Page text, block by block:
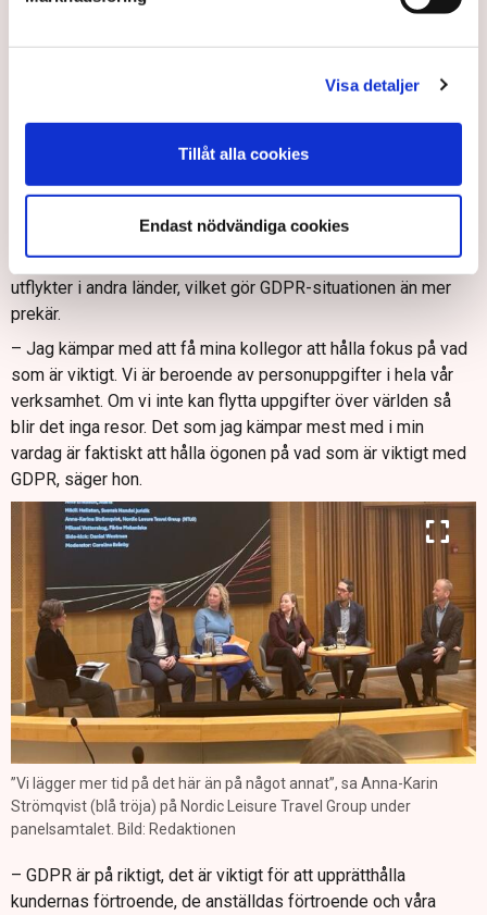
Visa detaljer
Tillåt alla cookies
Endast nödvändiga cookies
Mikael Vetterskog berättar att kunder hela tiden vill ha bättre
och billigare produkter och nu ställer han själv krav på
enklare att leva upp till, säger han.
Nordic Leisure Travel Group, som är ett tjänsteföretag med
flera bolag. De arrangerar bland annat paketresor med
utflykter i andra länder, vilket gör GDPR-situationen än mer
prekär.
– Jag kämpar med att få mina kollegor att hålla fokus på vad
som är viktigt. Vi är beroende av personuppgifter i hela vår
verksamhet. Om vi inte kan flytta uppgifter över världen så
blir det inga resor. Det som jag kämpar mest med i min
vardag är faktiskt att hålla ögonen på vad som är viktigt med
GDPR, säger hon.
”Vi lägger mer tid på det här än på något annat”, sa Anna-Karin
Strömqvist (blå tröja) på Nordic Leisure Travel Group under
panelsamtalet. Bild: Redaktionen
– GDPR är på riktigt, det är viktigt för att upprätthålla
kundernas förtroende, de anställdas förtroende och våra